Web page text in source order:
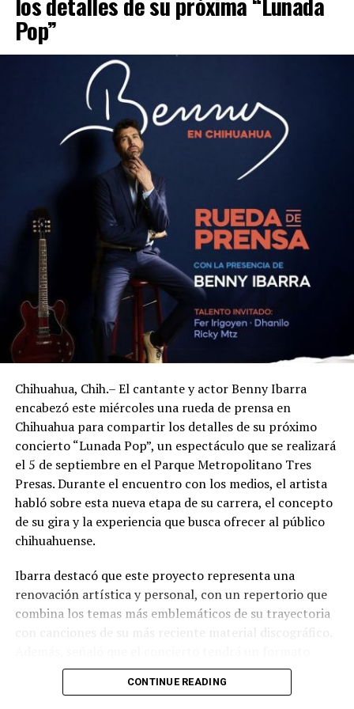
Pop”
Chihuahua, Chih.– El cantante y actor Benny Ibarra
encabezó este miércoles una rueda de prensa en
Chihuahua para compartir los detalles de su próximo
concierto “Lunada Pop”, un espectáculo que se realizará
el 5 de septiembre en el Parque Metropolitano Tres
Presas. Durante el encuentro con los medios, el artista
habló sobre esta nueva etapa de su carrera, el concepto
de su gira y la experiencia que busca ofrecer al público
chihuahuense.
Ibarra destacó que este proyecto representa una
renovación artística y personal, con un repertorio que
combina los temas más emblemáticos de su trayectoria
con canciones de su más reciente material discográfico.
pensado para disfrutarse al aire libre, acompañado de
propuestas gastronómicas, talento local y una
CONTINUE READING